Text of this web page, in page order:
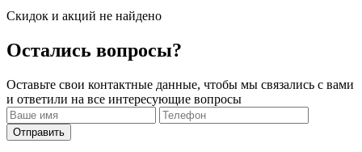
Скидок и акций не найдено
Остались вопросы?
Оставьте свои контактные данные, чтобы мы связались с вами
и ответили на все интересующие вопросы
Отправить